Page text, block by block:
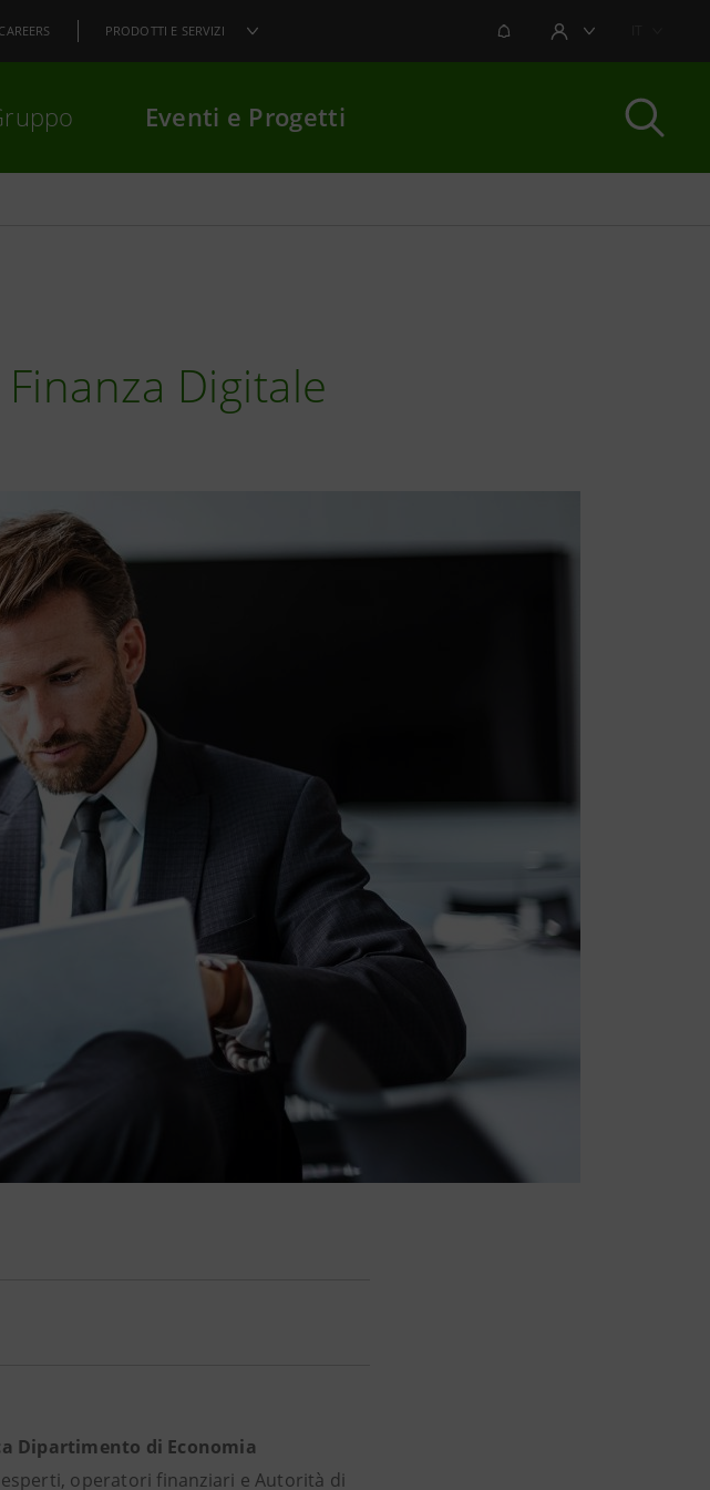
CAREERS PRODOTTI E SERVIZI NOTIFICHEAREA UTENTE
Eventi e Progetti
Digitale
Dipartimento di Economia
operatori finanziari e Autorità di